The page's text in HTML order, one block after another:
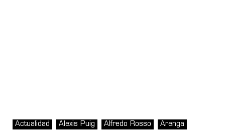
Actualidad Alexis Puig Alfredo Rosso Arenga